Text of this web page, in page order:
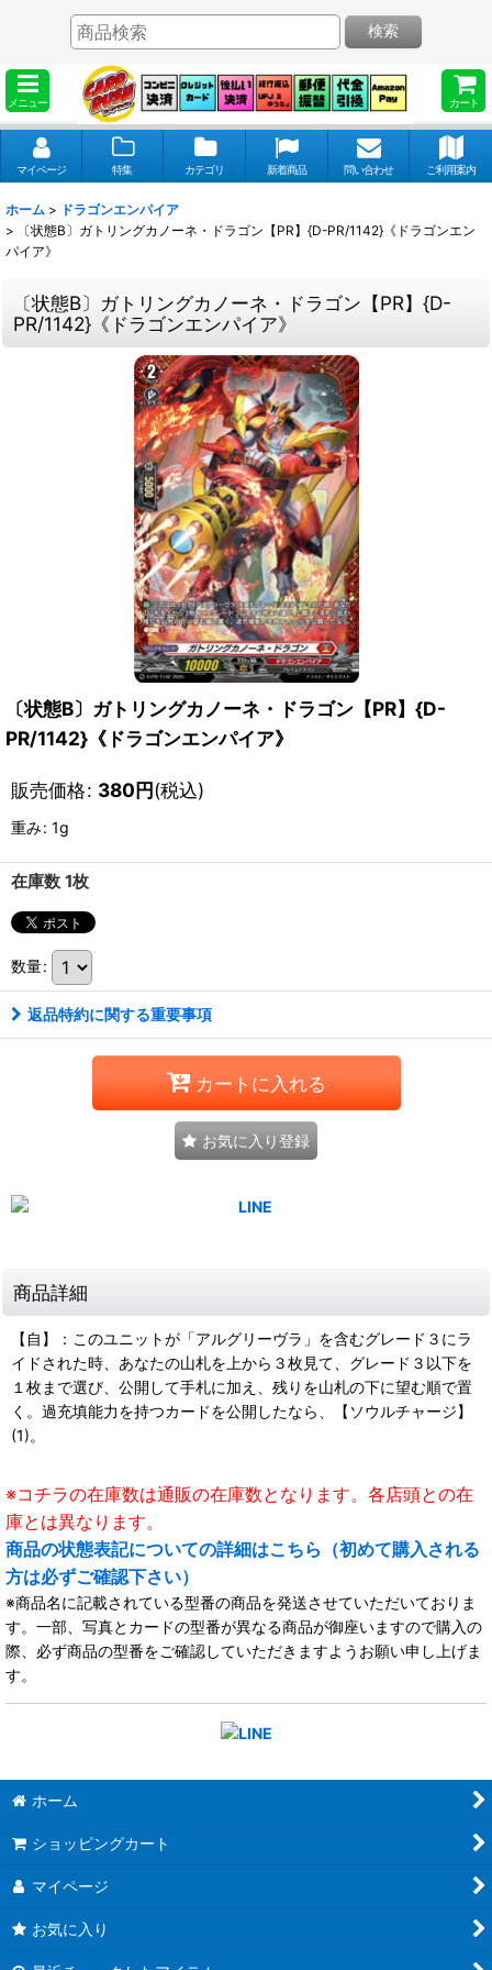
メニュー カート
検索
マイページ 特集 カテゴリ 新着商品 問い合わせ ご利用案内
ホーム > ドラゴンエンパイア
>
〔状態B〕ガトリングカノーネ・ドラゴン【PR】{D-PR/1142}《ドラゴンエン
パイア》
〔状態B〕ガトリングカノーネ・ドラゴン【PR】{D-
PR/1142}《ドラゴンエンパイア》
〔状態B〕ガトリングカノーネ・ドラゴン【PR】{D-
PR/1142}《ドラゴンエンパイア》
販売価格: 380円(税込)
重み: 1g
在庫数 1枚
数量:
返品特約に関する重要事項
カートに入れる
お気に入り登録
商品詳細
【自】：このユニットが「アルグリーヴラ」を含むグレード３にラ
イドされた時、あなたの山札を上から３枚見て、グレード３以下を
１枚まで選び、公開して手札に加え、残りを山札の下に望む順で置
く。過充填能力を持つカードを公開したなら、【ソウルチャージ】
(1)。
※コチラの在庫数は通販の在庫数となります。各店頭との在
庫とは異なります。
商品の状態表記についての詳細はこちら（初めて購入される
方は必ずご確認下さい）
※商品名に記載されている型番の商品を発送させていただいておりま
す。一部、写真とカードの型番が異なる商品が御座いますので購入の
際、必ず商品の型番をご確認していただきますようお願い申し上げま
す。
ホーム
ショッピングカート
マイページ
お気に入り